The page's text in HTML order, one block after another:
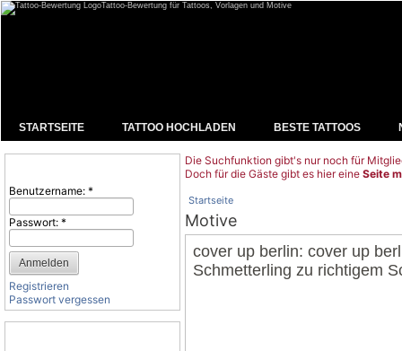
Tattoo-Bewertung für Tattoos, Vorlagen und Motive
STARTSEITE TATTOO HOCHLADEN BESTE TATTOOS
Benutzername: *
Passwort: *
Registrieren
Passwort vergessen
Die Suchfunktion gibt's nur noch für
Doch für die Gäste gibt es hier eine Seite
Startseite
Motive
cover up berlin: cover up
Schmetterling zu richtigem